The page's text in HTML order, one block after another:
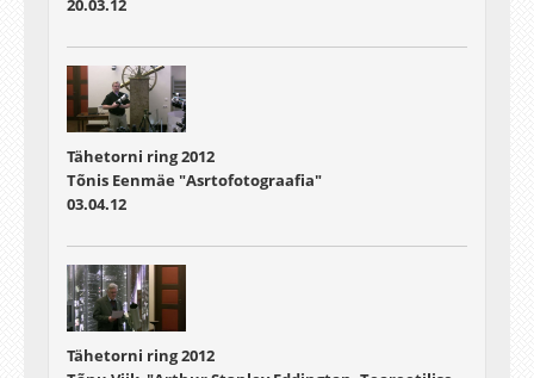
20.03.12
Tähetorni ring 2012
Tõnis Eenmäe "Asrtofotograafia"
03.04.12
Tähetorni ring 2012